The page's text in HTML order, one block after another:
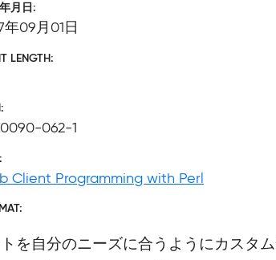
月日
年09月01日
LENGTH
062-1
Client Programming with Perl
を自分のニーズに合うようにカスタ